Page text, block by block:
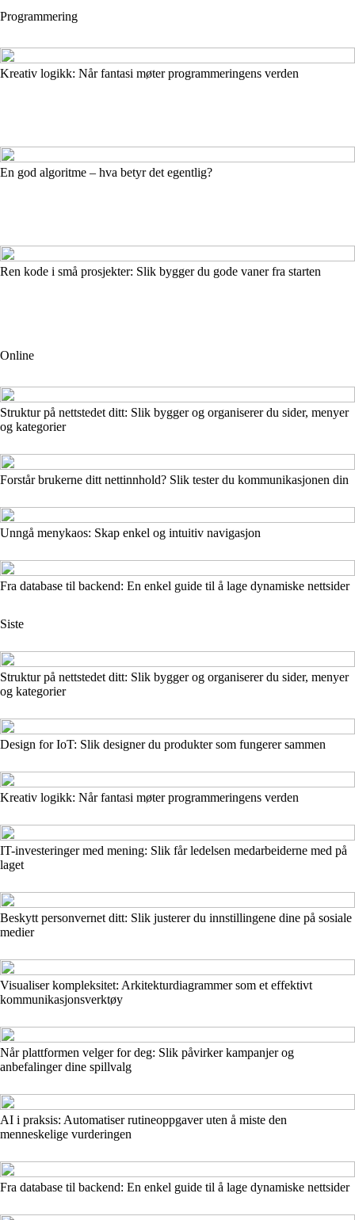
Programmering
Kreativ logikk: Når fantasi møter programmeringens verden
En god algoritme – hva betyr det egentlig?
Ren kode i små prosjekter: Slik bygger du gode vaner fra starten
Online
Struktur på nettstedet ditt: Slik bygger og organiserer du sider, menyer
og kategorier
Forstår brukerne ditt nettinnhold? Slik tester du kommunikasjonen din
Unngå menykaos: Skap enkel og intuitiv navigasjon
Fra database til backend: En enkel guide til å lage dynamiske nettsider
Siste
Struktur på nettstedet ditt: Slik bygger og organiserer du sider, menyer
og kategorier
Design for IoT: Slik designer du produkter som fungerer sammen
Kreativ logikk: Når fantasi møter programmeringens verden
IT-investeringer med mening: Slik får ledelsen medarbeiderne med på
laget
Beskytt personvernet ditt: Slik justerer du innstillingene dine på sosiale
medier
Visualiser kompleksitet: Arkitekturdiagrammer som et effektivt
kommunikasjonsverktøy
Når plattformen velger for deg: Slik påvirker kampanjer og
anbefalinger dine spillvalg
AI i praksis: Automatiser rutineoppgaver uten å miste den
menneskelige vurderingen
Fra database til backend: En enkel guide til å lage dynamiske nettsider